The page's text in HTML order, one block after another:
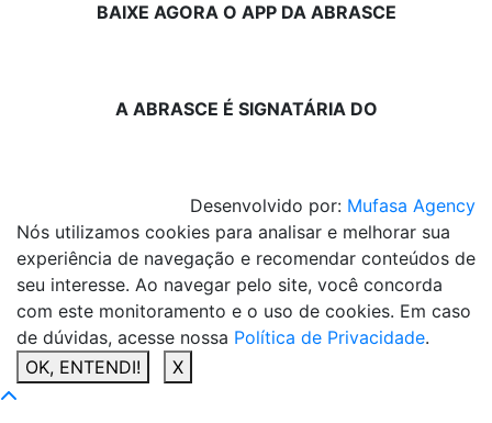
BAIXE AGORA O APP DA ABRASCE
A ABRASCE É SIGNATÁRIA DO
Desenvolvido por: Mufasa Agency
Nós utilizamos cookies para analisar e melhorar sua
experiência de navegação e recomendar conteúdos de
seu interesse. Ao navegar pelo site, você concorda
com este monitoramento e o uso de cookies. Em caso
de dúvidas, acesse nossa Política de Privacidade.
OK, ENTENDI!
X